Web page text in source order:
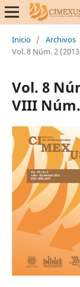
Inicio / Archivos
Vol. 8 Núm. 2
Vol. 8
VIII